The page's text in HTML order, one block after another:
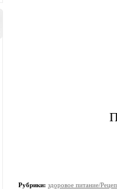
Рубрики: здоровое питание/